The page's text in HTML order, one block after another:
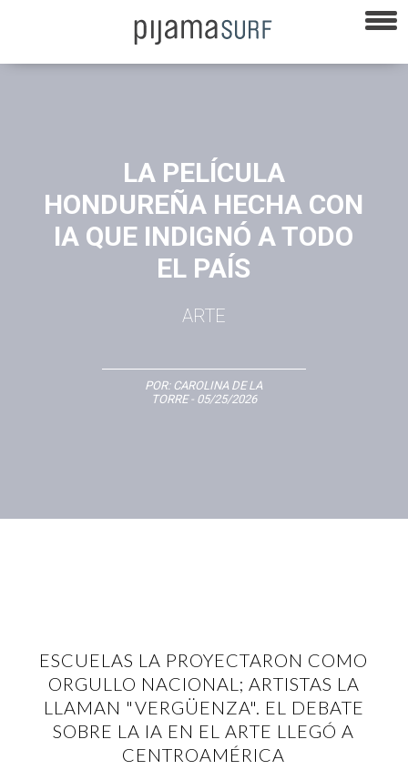
LA PELÍCULA
HONDUREÑA HECHA CON
IA QUE INDIGNÓ A TODO
EL PAÍS
ARTE
POR: CAROLINA DE LA
TORRE- 05/25/2026
ESCUELAS LA PROYECTARON COMO
ORGULLO NACIONAL; ARTISTAS LA
LLAMAN "VERGÜENZA". EL DEBATE
SOBRE LA IA EN EL ARTE LLEGÓ A
CENTROAMÉRICA